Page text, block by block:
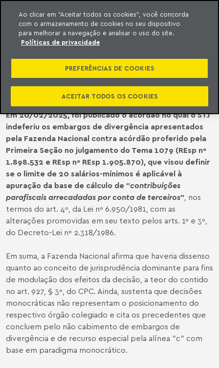
o conteúdo
Meyer
LIMITE DE 20 SALÁRIOS-MÍNIMOS
PARA CONTRIBUIÇÕES PARAFISCAIS
Em 20/02/2025, foi publicado o acórdão no qual o STJ
indeferiu os embargos de divergência apresentados
pela Fazenda Nacional contra acórdão proferido pela
Primeira Seção no julgamento do Tema 1079 (REsp nº
1.898.532 e REsp nº REsp 1.905.870), que visou definir
se o limite de 20 salários-mínimos é aplicável à
apuração da base de cálculo de "contribuições
parafiscais arrecadadas por conta de terceiros", nos
termos do art. 4º, da Lei nº 6.950/1981, com as
alterações promovidas em seu texto pelos arts. 1º e 3º,
do Decreto-Lei nº 2.318/1986.
Em suma, a Fazenda Nacional afirma que haveria dissenso
quanto ao conceito de jurisprudência dominante para fins
de modulação dos efeitos da decisão, a teor do contido
no art. 927, § 3º, do CPC. Ainda, sustenta que decisões
monocráticas não representam o posicionamento do
respectivo órgão colegiado e cita os precedentes que
concluem pelo não cabimento de embargos de
divergência e de recurso especial pela alínea "c" com
base em paradigma monocrático.
Ao clicar em “Aceitar todos os cookies”, você concorda
com o armazenamento de cookies no seu dispositivo
para melhorar a navegação e analisar o uso do site.
Políticas de privacidade
PREFERÊNCIAS DE COOKIES
ACEITAR TODOS OS COOKIES